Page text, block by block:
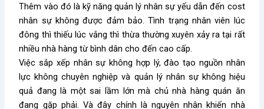
Thêm vào đó là kỹ năng quản lý nhân sự yếu dẫn đến cost
nhân sự không được đảm bảo. Tình trạng nhân viên lúc
đông thì thiếu lúc vắng thì thừa thường xuyên xảy ra tại rất
nhiều nhà hàng từ bình dân cho đến cao cấp.
Việc sắp xếp nhân sự không hợp lý, đào tạo nguồn nhân
lực không chuyên nghiệp và quản lý nhân sự không hiệu
quả đang là một sai lầm lớn mà chủ nhà hàng quán ăn
đang gặp phải. Và đây chính là nguyên nhân khiến nhà